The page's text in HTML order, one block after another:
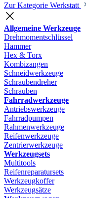
Zur Kategorie Werkstatt
Allgemeine Werkzeuge
Drehmomentschlüssel
Hammer
Hex & Torx
Kombizangen
Schneidwerkzeuge
Schraubendreher
Schrauben
Fahrradwerkzeuge
Antriebswerkzeuge
Fahrradpumpen
Rahmenwerkzeuge
Reifenwerkzeuge
Zentrierwerkzeuge
Werkzeugsets
Multitools
Reifenreparatursets
Werkzeugkoffer
Werkzeugsätze